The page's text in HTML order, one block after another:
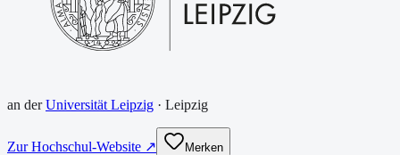
an derUniversität Leipzig · Leipzig
Zur Hochschul-Website ↗ Merken